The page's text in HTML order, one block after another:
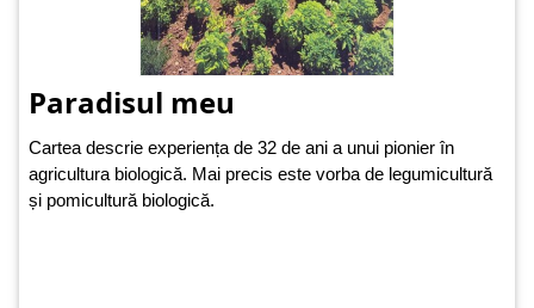
Paradisul meu
Cartea descrie experiența de 32 de ani a unui pionier în
agricultura biologică. Mai precis este vorba de legumicultură
și pomicultură biologică.